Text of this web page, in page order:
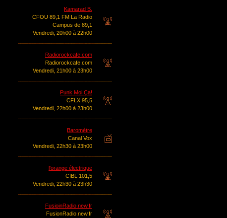
Kamarad B.
CFOU 89,1 FM La Radio
Campus de 89,1
Vendredi, 20h00 à 22h00
Radiorockcafe.com
Radiorockcafe.com
Vendredi, 21h00 à 23h00
Punk Moi Ça!
CFLX 95,5
Vendredi, 22h00 à 23h00
Baromètre
Canal Vox
Vendredi, 22h30 à 23h00
l'orange électrique
CIBL 101,5
Vendredi, 22h30 à 23h30
FusioinRadio.new.fr
FusionRadio.new.fr